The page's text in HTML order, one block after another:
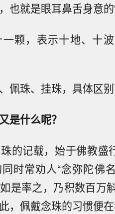
就是眼耳鼻舌身意的“
颗，表示十地、十
佩珠、挂珠，具体区别
是什么呢？
的记载，始于佛教
时常劝人“念弥陀佛
是率之，乃积数百万
，佩戴念珠的习惯便